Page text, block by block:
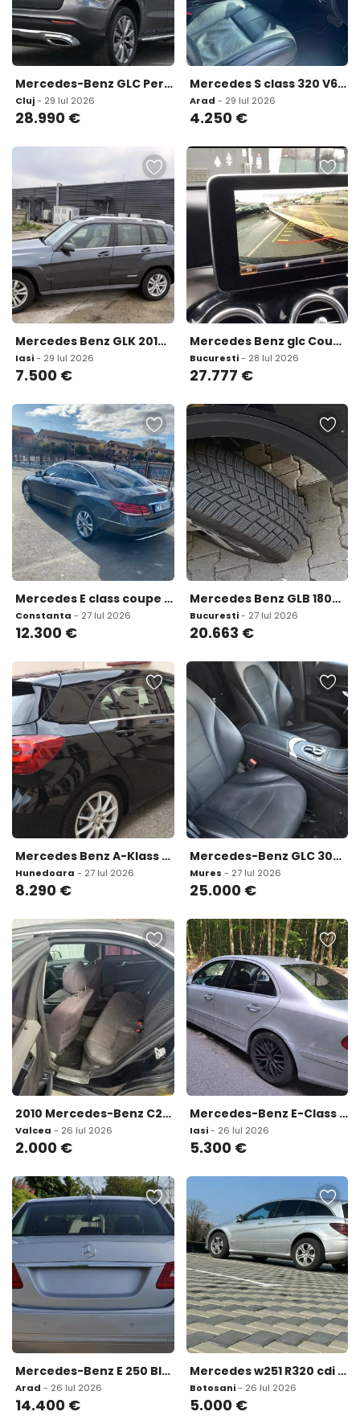
Mercedes-Benz GLC Persoana Fizica stare excelenta 28 990 eur
Cluj- 29 Iul 2026
28.990 €
Mercedes S class 320 V6 CDI 225 cp An 2009 Cutie automata 7G-tronic 4 250 eur
Arad - 29 Iul 2026
4.250 €
Mercedes Benz GLK 2010 7 500 eur
Iasi- 29 Iul 2026
7.500 €
Mercedes Benz glc Coupe
Bucuresti- 28 Iul 2026
27.777 €
Mercedes E class coupe 250 distronic plus biturbo 2014 12 300 eur
Constanta - 27 Iul 2026
12.300 €
Mercedes Benz GLB 180d 8 GTronic 2022 20 663 eur
Bucuresti- 27 Iul 2026
20.663 €
Mercedes Benz A-Klass A180Turbo- 122Cp Euro 6 8 290 eur
Hunedoara - 27 Iul 2026
8.290 €
Mercedes-Benz GLC 300 GLC Coupe 4Matic 25 000 eur
Mures - 27 Iul 2026
25.000 €
2010 Mercedes-Benz C220 CDI euro 5 Navi Xenon Senzori 2 000 eur
Valcea - 26 Iul 2026
2.000 €
Mercedes-Benz E-Class W211 Facelift Avantgarde 2 2 CDI 170 CP Doar 241 000 K 5 300 eur
Iasi- 26 Iul 2026
5.300 €
Mercedes-Benz E 250 BlueEFFICIENCY ELEGANCE W212 14 400 eur
Arad - 26 Iul 2026
14.400 €
Mercedes w251 R320 cdi 4 matic 5 000 eur
Botosani- 26 Iul 2026
5.000 €